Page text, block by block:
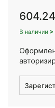
В наличии >